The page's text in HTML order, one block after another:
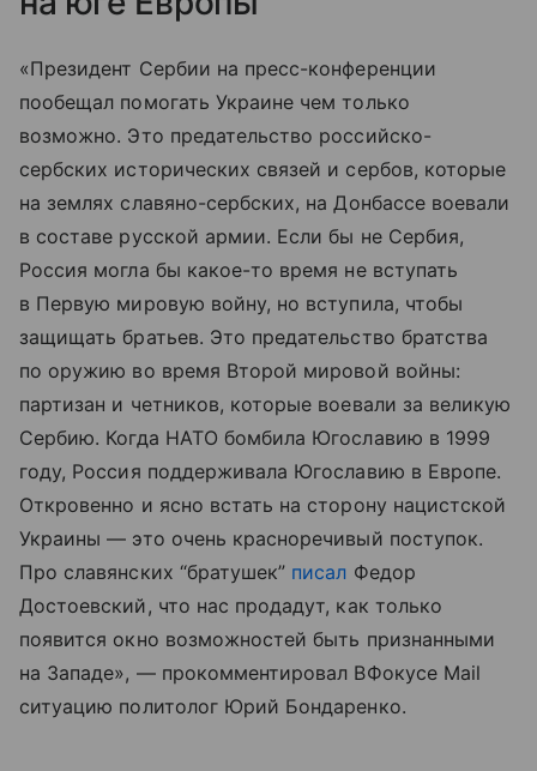
«Президент Сербии на пресс-конференции
пообещал помогать Украине чем только
возможно. Это предательство российско-
сербских исторических связей и сербов, которые
на землях славяно-сербских, на Донбассе воевали
в составе русской армии. Если бы не Сербия,
Россия могла бы какое-то время не вступать
в Первую мировую войну, но вступила, чтобы
защищать братьев. Это предательство братства
по оружию во время Второй мировой войны:
партизан и четников, которые воевали за великую
Сербию. Когда НАТО бомбила Югославию в 1999
году, Россия поддерживала Югославию в Европе.
Откровенно и ясно встать на сторону нацистской
Украины — это очень красноречивый поступок.
Про славянских “братушек” писал Федор
Достоевский, что нас продадут, как только
появится окно возможностей быть признанными
на Западе», — прокомментировал ВФокусе Mail
ситуацию политолог Юрий Бондаренко.